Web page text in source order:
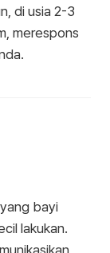
di usia 2-3
merespons
bayi
lakukan.